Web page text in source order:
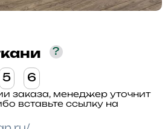
?
5 6
заказа, менеджер уточнит
вставьте ссылку на